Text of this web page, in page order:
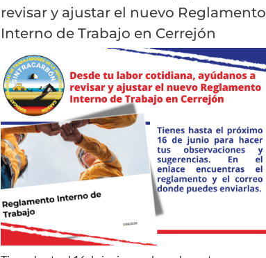
revisar y ajustar el nuevo Reglamento
Interno de Trabajo en Cerrejón